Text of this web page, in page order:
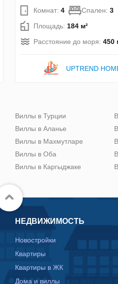
Комнат: 4 Спален: 3
Площадь: 184 м²
Расстояние до моря: 450
UPTREND
Виллы в Турции
Виллы в Аланье
Виллы в Махмутларе
Виллы в Оба
Виллы в Каргыджаке
НЕДВИЖИМОСТЬ
Новостройки
Квартиры
Квартиры в ЖК
Дома и виллы